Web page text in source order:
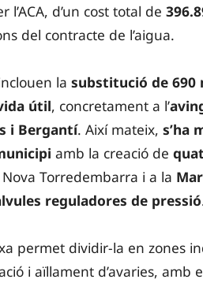
l’ACA, d’un cost total de
del contracte de l’aigua.
la substitució de 690
útil, concretament a l’
i Bergantí. Així mateix, s’ha
amb la creació de
Torredembarra i a la
reguladores de pressió
permet dividir-la en zones
i aïllament d’avaries, amb